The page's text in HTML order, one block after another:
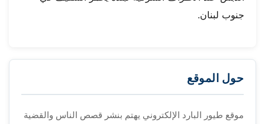
جنوب لبنان.
حول الموقع
موقع طيور البارد الإلكتروني يهتم بنشر قصص الناس والقضية